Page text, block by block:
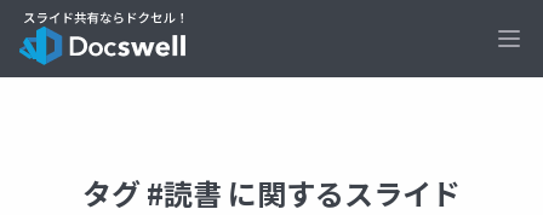
タグ #読書 に関するスライド